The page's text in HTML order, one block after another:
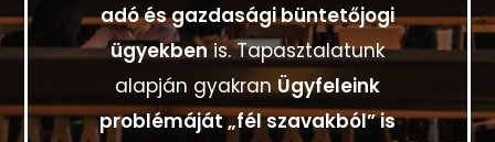
adó és gazdasági büntetőjogi
ügyekbenis. Tapasztalatunk
alapján gyakranÜgyfeleink
problémáját „fél szavakból” is